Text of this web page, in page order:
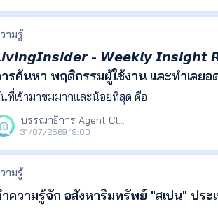
ามรู้
- 𝙒𝙚𝙚𝙠𝙡𝙮 𝙄𝙣𝙨𝙞𝙜𝙝𝙩
รค้นหา พฤติกรรมผู้ใช้งาน และทำเลย
ท้อนความสนใจของผู้ค้นหา เพื่อช่วยให้เ
ทางตลาด และนำข้อมูลไปวางแผนกา
วันที่เข้ามาชมมากและน้อยที่สุด คือ
บรรณาธิการ Agent Club
31/07/2569 19:00
ามรู้
ความรู้จัก อสังหาริมทรัพย์ "สเปน" ปร